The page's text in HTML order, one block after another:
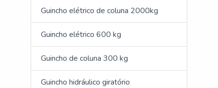
Guincho elétrico de coluna 2000kg
Guincho elétrico 600 kg
Guincho de coluna 300 kg
Guincho hidráulico giratório